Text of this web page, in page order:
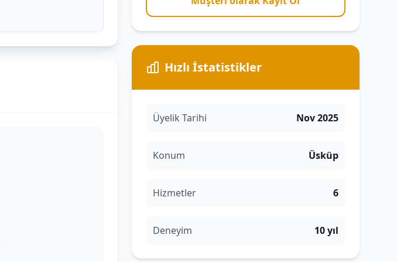
Hızlı İstatistikler
Üyelik Tarihi Nov 2025
Konum Üsküp
Hizmetler 6
Deneyim 10 yıl